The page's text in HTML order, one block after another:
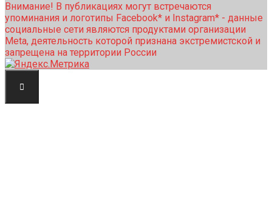
Внимание! В публикациях могут встречаются
упоминания и логотипы Facebook* и Instagram* - данные
социальные сети являются продуктами организации
Meta, деятельность которой признана экстремистской и
запрещена на территории России